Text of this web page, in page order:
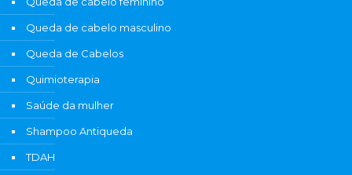
Queda de cabelo masculino
Queda de Cabelos
Quimioterapia
Saúde da mulher
Shampoo Antiqueda
TDAH